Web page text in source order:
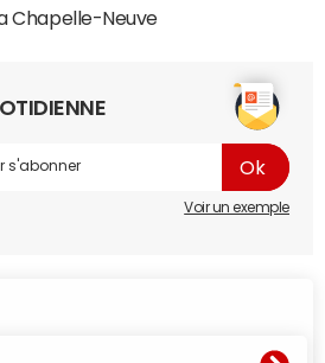
Chapelle-Neuve
Voir un exemple